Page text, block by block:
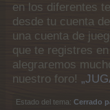
en los diferentes
desde tu cuenta
una cuenta de
que te registres
alegraremos
nuestro foro!
Estado del tema: Cerrado